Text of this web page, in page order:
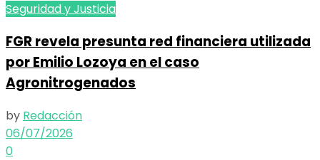
Seguridad y Justicia
FGR revela presunta red financiera utilizada
por Emilio Lozoya en el caso
Agronitrogenados
by Redacción
06/07/2026
0